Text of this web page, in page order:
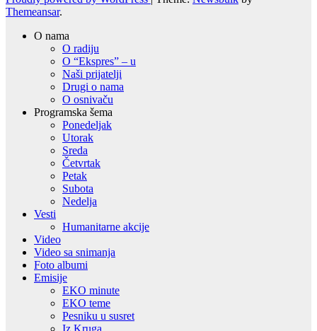
Themeansar.
O nama
O radiju
O “Ekspres” – u
Naši prijatelji
Drugi o nama
O osnivaču
Programska šema
Ponedeljak
Utorak
Sreda
Četvrtak
Petak
Subota
Nedelja
Vesti
Humanitarne akcije
Video
Video sa snimanja
Foto albumi
Emisije
EKO minute
EKO teme
Pesniku u susret